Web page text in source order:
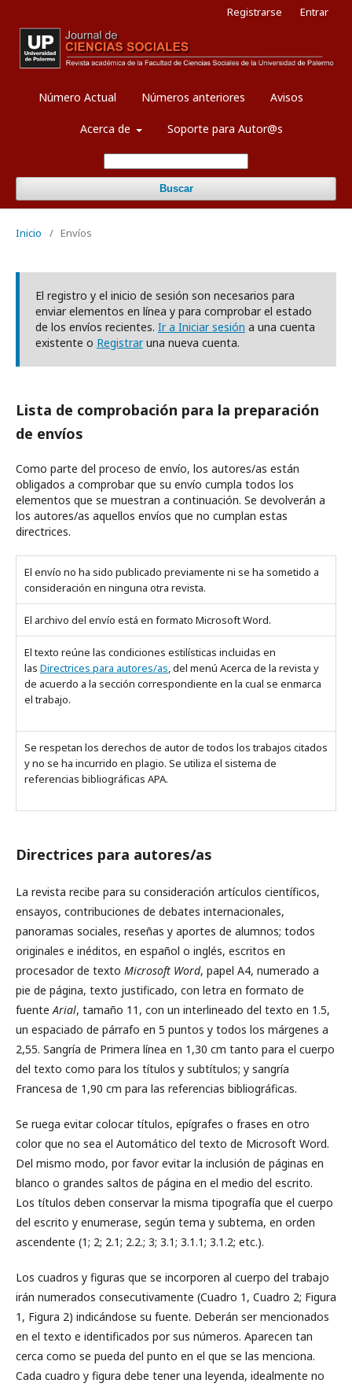
Número Actual Números anteriores Avisos
Acerca de Soporte para Autor@s
Buscar
Registrarse Entrar
Inicio / Envíos
El registro y el inicio de sesión son necesarios para
enviar elementos en línea y para comprobar el estado
de los envíos recientes. Ir a Iniciar sesión a una cuenta
existente o Registraruna nueva cuenta.
Lista de comprobación para la preparación
de envíos
Como parte del proceso de envío, los autores/as están
obligados a comprobar que su envío cumpla todos los
elementos que se muestran a continuación. Se devolverán a
los autores/as aquellos envíos que no cumplan estas
directrices.
El envío no ha sido publicado previamente ni se ha sometido a
consideración en ninguna otra revista.
El archivo del envío está en formato Microsoft Word.
El texto reúne las condiciones estilísticas incluidas en
las Directrices para autores/as, del menú Acerca de la revista y
de acuerdo a la sección correspondiente en la cual se enmarca
el trabajo.
Se respetan los derechos de autor de todos los trabajos citados
y no se ha incurrido en plagio. Se utiliza el sistema de
referencias bibliográficas APA.
Directrices para autores/as
La revista recibe para su consideración artículos científicos,
ensayos, contribuciones de debates internacionales,
panoramas sociales, reseñas y aportes de alumnos; todos
originales e inéditos, en español o inglés, escritos en
procesador de texto Microsoft Word, papel A4, numerado a
pie de página, texto justificado, con letra en formato de
fuenteArial, tamaño 11, con un interlineado del texto en 1.5,
un espaciado de párrafo en 5 puntos y todos los márgenes a
2,55. Sangría de Primera línea en 1,30 cm tanto para el cuerpo
del texto como para los títulos y subtítulos; y sangría
Francesa de 1,90 cm para las referencias bibliográficas.
Se ruega evitar colocar títulos, epígrafes o frases en otro
color que no sea el Automático del texto de Microsoft Word.
Del mismo modo, por favor evitar la inclusión de páginas en
blanco o grandes saltos de página en el medio del escrito.
Los títulos deben conservar la misma tipografía que el cuerpo
del escrito y enumerase, según tema y subtema, en orden
ascendente (1; 2; 2.1; 2.2.; 3; 3.1; 3.1.1; 3.1.2; etc.).
Los cuadros y figuras que se incorporen al cuerpo del trabajo
irán numerados consecutivamente (Cuadro 1, Cuadro 2; Figura
1, Figura 2) indicándose su fuente. Deberán ser mencionados
en el texto e identificados por sus números. Aparecen tan
cerca como se pueda del punto en el que se las menciona.
Cada cuadro y figura debe tener una leyenda, idealmente no